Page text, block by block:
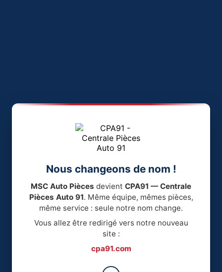
Nous changeons de nom !
MSC Auto Pièces devient CPA91 — Centrale
Pièces Auto 91. Même équipe, mêmes pièces,
même service : seule notre nom change.
Vous allez être redirigé vers notre nouveau
site :
cpa91.com